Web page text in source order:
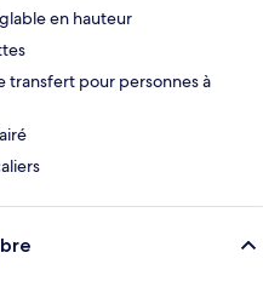
en hauteur
transfert pour personnes à